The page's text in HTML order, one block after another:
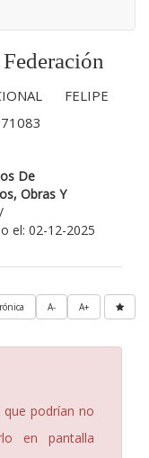
FELIPE
De
Obras Y
/
el: 02-12-2025
A+
A-
que podrían no
en pantalla